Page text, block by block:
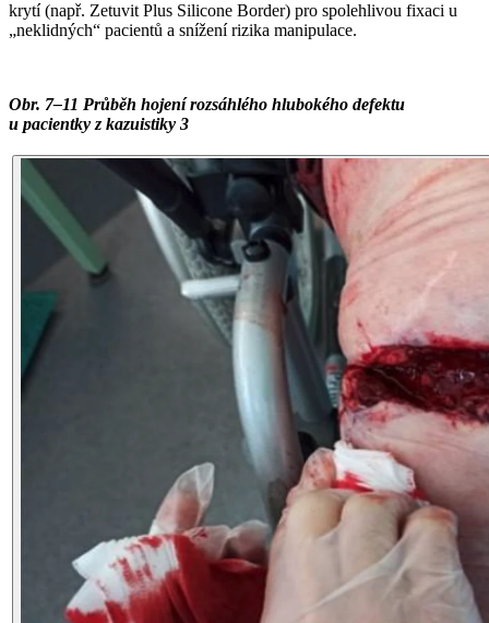
krytí (např. Zetuvit Plus Silicone Border) pro spolehlivou fixaci u
„neklidných“ pacientů a snížení rizika manipulace.
Obr. 7–11 Průběh hojení rozsáhlého hlubokého defektu
u pacientky z kazuistiky 3